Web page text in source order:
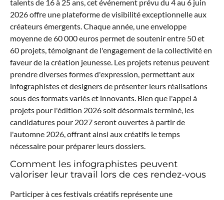
talents de 16 à 25 ans, cet événement prévu du 4 au 6 juin
2026 offre une plateforme de visibilité exceptionnelle aux
créateurs émergents. Chaque année, une enveloppe
moyenne de 60 000 euros permet de soutenir entre 50 et
60 projets, témoignant de l'engagement de la collectivité en
faveur de la création jeunesse. Les projets retenus peuvent
prendre diverses formes d'expression, permettant aux
infographistes et designers de présenter leurs réalisations
sous des formats variés et innovants. Bien que l'appel à
projets pour l'édition 2026 soit désormais terminé, les
candidatures pour 2027 seront ouvertes à partir de
l'automne 2026, offrant ainsi aux créatifs le temps
nécessaire pour préparer leurs dossiers.
Comment les infographistes peuvent
valoriser leur travail lors de ces rendez-vous
Participer à ces festivals créatifs représente une